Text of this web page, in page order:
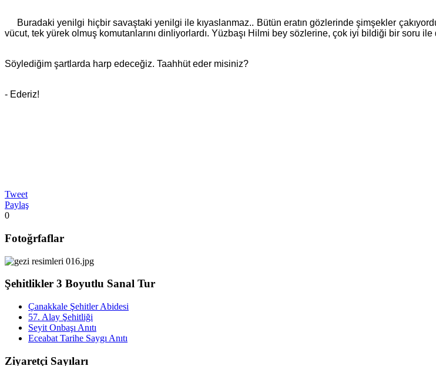
Buradaki yenilgi hiçbir savaştaki yenilgi ile kıyaslanmaz.. Bütün eratın gözlerinde şimşekler
vücut, tek yürek olmuş komutanlarını dinliyorlardı. Yüzbaşı Hilmi bey sözlerine, çok iyi bildiği bir soru
Söylediğim şartlarda harp edeceğiz. Taahhüt eder misiniz?
- Ederiz!
Tweet
Paylaş
0
Fotoğrfaflar
Şehitlikler 3 Boyutlu Sanal Tur
Çanakkale Şehitler Abidesi
57. Alay Şehitliği
Seyit Onbaşı Anıtı
Eceabat Tarihe Saygı Anıtı
Ziyaretçi Sayıları